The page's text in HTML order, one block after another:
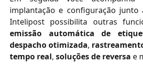
implantação e configuração junto
Intelipost possibilita outras
emissão automática de
despacho otimizada,
tempo real, soluções de reversa e